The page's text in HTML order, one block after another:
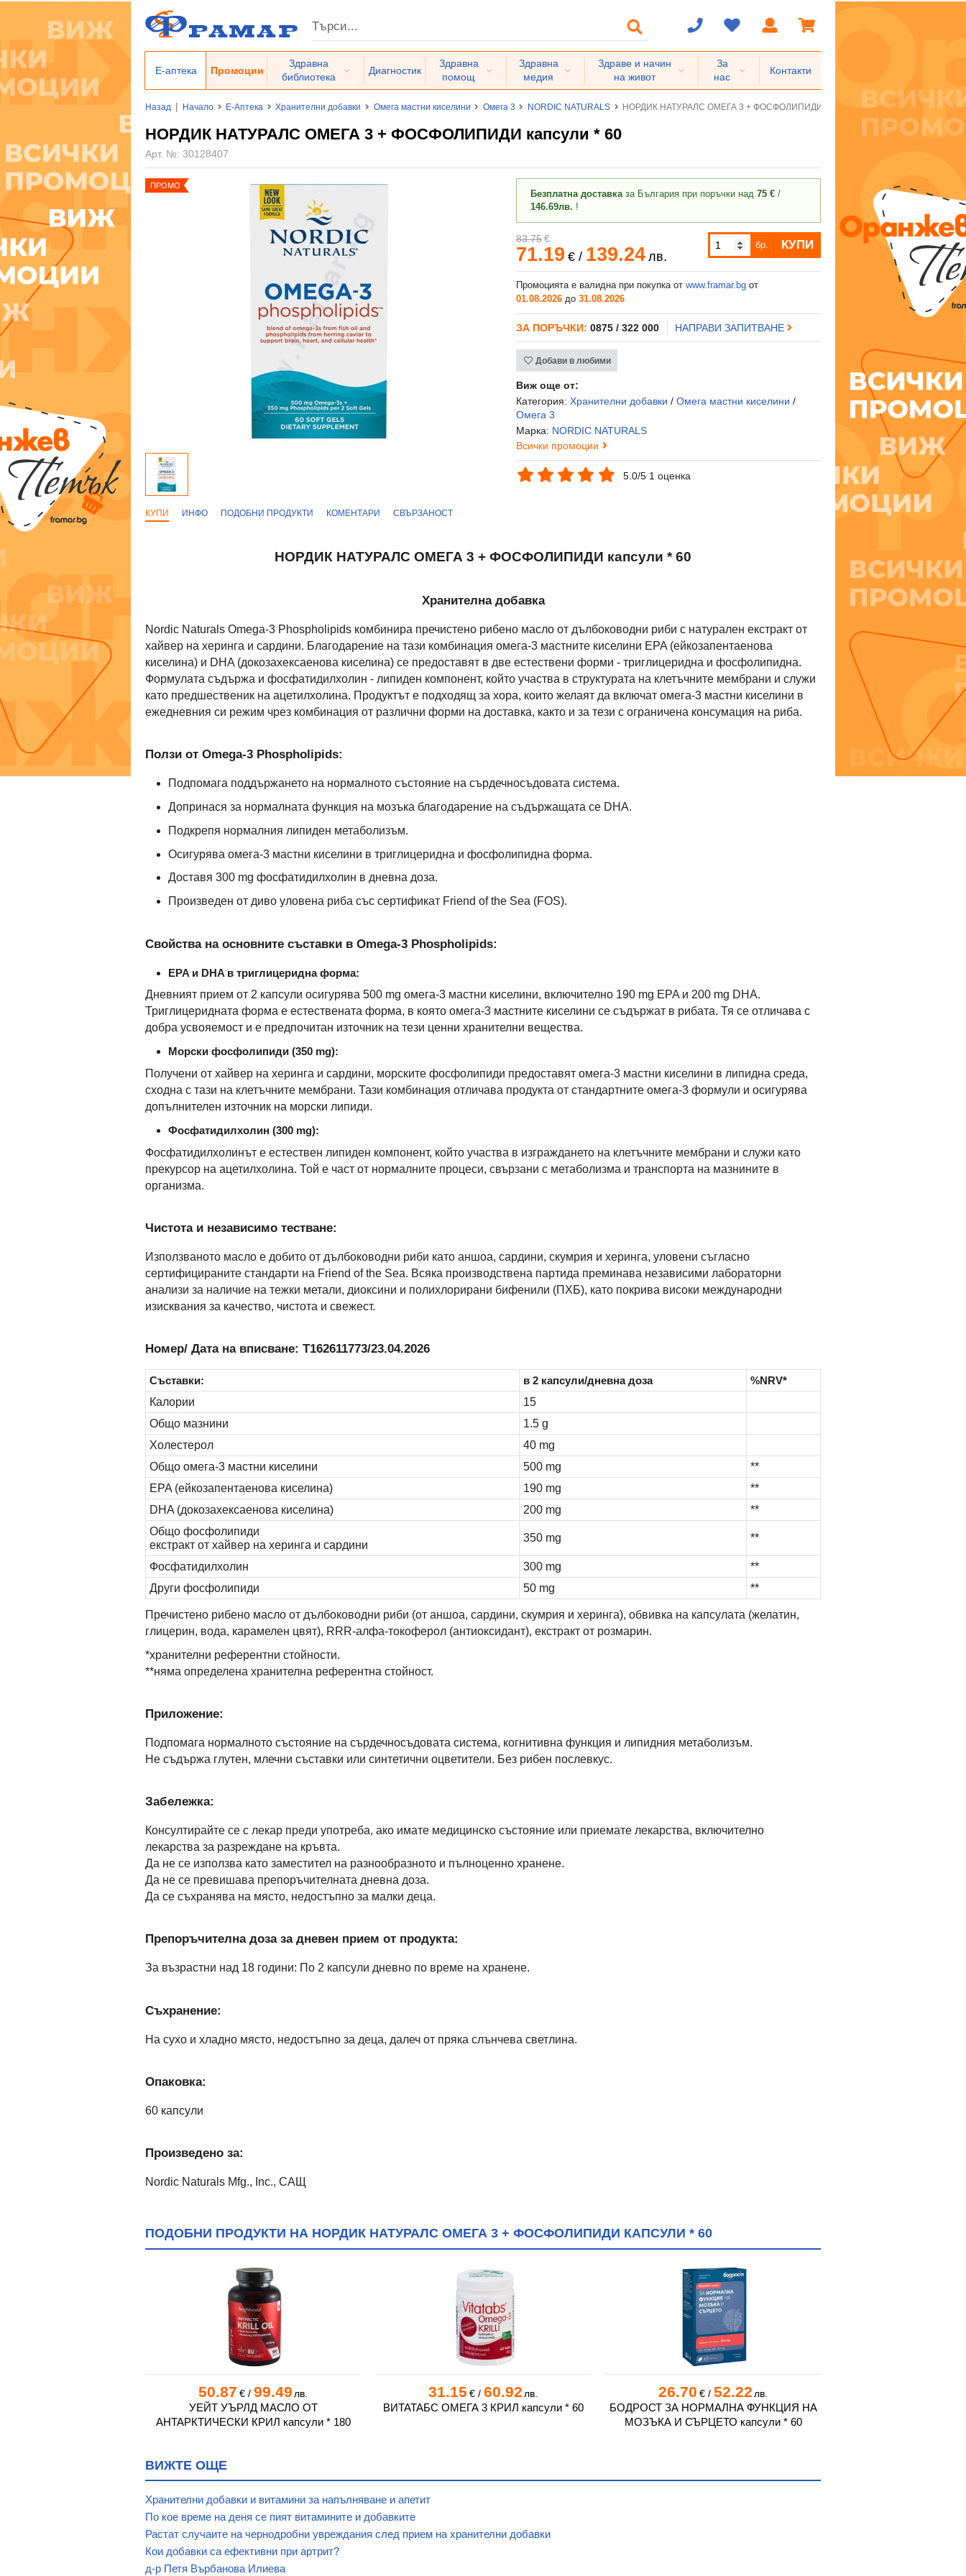
Е-аптека Промоции
Здравна
библиотека
Диагностик
Здравна
помощ
Здравна
медия
Здраве и начин
на живот
За
нас
Контакти
Назад | Начало Е-Аптека Хранителни добавки Омега мастни киселини Омега 3 NORDIC NATURALS НОРДИК НАТУРАЛС ОМЕГА 3 + ФОСФОЛИПИДИ капсули * 60
НОРДИК НАТУРАЛС ОМЕГА 3 + ФОСФОЛИПИДИ капсули * 60
Арт. №: 30128407
ПРОМО
Безплатна доставказа България при поръчки над 75 € /
146.69лв. !
83.75€
71.19 €/ 139.24 лв.
бр. КУПИ
Промоцията е валидна при покупка отwww.framar.bg от
01.08.2026 до31.08.2026
ЗА ПОРЪЧКИ: 0875 / 322 000 НАПРАВИ ЗАПИТВАНЕ
Добави в любими
Виж още от:
Категория:Хранителни добавки /Омега мастни киселини /
Омега 3
Марка: NORDIC NATURALS
Всички промоции
5.0/5 1 оценка
КУПИ ИНФО ПОДОБНИ ПРОДУКТИ КОМЕНТАРИ СВЪРЗАНОСТ
НОРДИК НАТУРАЛС ОМЕГА 3 + ФОСФОЛИПИДИ капсули * 60
Хранителна добавка
Nordic Naturals Omega-3 Phospholipids комбинира пречистено рибено масло от дълбоководни риби с натурален екстракт от
хайвер на херинга и сардини. Благодарение на тази комбинация омега-3 мастните киселини EPA (ейкозапентаенова
киселина) и DHA (докозахексаенова киселина) се предоставят в две естествени форми - триглицеридна и фосфолипидна.
Формулата съдържа и фосфатидилхолин - липиден компонент, който участва в структурата на клетъчните мембрани и служи
като предшественик на ацетилхолина. Продуктът е подходящ за хора, които желаят да включат омега-3 мастни киселини в
ежедневния си режим чрез комбинация от различни форми на доставка, както и за тези с ограничена консумация на риба.
Ползи от Omega-3 Phospholipids:
Подпомага поддържането на нормалното състояние на сърдечносъдовата система.
Допринася за нормалната функция на мозъка благодарение на съдържащата се DHA.
Подкрепя нормалния липиден метаболизъм.
Осигурява омега-3 мастни киселини в триглицеридна и фосфолипидна форма.
Доставя 300 mg фосфатидилхолин в дневна доза.
Произведен от диво уловена риба със сертификат Friend of the Sea (FOS).
Свойства на основните съставки в Omega-3 Phospholipids:
EPA и DHA в триглицеридна форма:
Дневният прием от 2 капсули осигурява 500 mg омега-3 мастни киселини, включително 190 mg EPA и 200 mg DHA.
Триглицеридната форма е естествената форма, в която омега-3 мастните киселини се съдържат в рибата. Тя се отличава с
добра усвояемост и е предпочитан източник на тези ценни хранителни вещества.
Морски фосфолипиди (350 mg):
Получени от хайвер на херинга и сардини, морските фосфолипиди предоставят омега-3 мастни киселини в липидна среда,
сходна с тази на клетъчните мембрани. Тази комбинация отличава продукта от стандартните омега-3 формули и осигурява
допълнителен източник на морски липиди.
Фосфатидилхолин (300 mg):
Фосфатидилхолинът е естествен липиден компонент, който участва в изграждането на клетъчните мембрани и служи като
прекурсор на ацетилхолина. Той е част от нормалните процеси, свързани с метаболизма и транспорта на мазнините в
организма.
Чистота и независимо тестване:
Използваното масло е добито от дълбоководни риби като аншоа, сардини, скумрия и херинга, уловени съгласно
сертифицираните стандарти на Friend of the Sea. Всяка производствена партида преминава независими лабораторни
анализи за наличие на тежки метали, диоксини и полихлорирани бифенили (ПХБ), като покрива високи международни
изисквания за качество, чистота и свежест.
Номер/ Дата на вписване: Т162611773/23.04.2026
Съставки: в 2 капсули/дневна доза
%NRV*
Калории
15
Общо мазнини
1.5 g
Холестерол
40 mg
Общо омега-3 мастни киселини
500 mg
**
EPA (ейкозапентаенова киселина)
190 mg
**
DHA (докозахексаенова киселина)
200 mg
**
Общо фосфолипиди
екстракт от хайвер на херинга и сардини
350 mg **
Фосфатидилхолин 300 mg
**
Други фосфолипиди
50 mg **
Пречистено рибено масло от дълбоководни риби (от аншоа, сардини, скумрия и херинга), обвивка на капсулата (желатин,
глицерин, вода, карамелен цвят), RRR-алфа-токоферол (антиоксидант), екстракт от розмарин.
*хранителни референтни стойности.
**няма определена хранителна референтна стойност.
Приложение:
Подпомага нормалното състояние на сърдечносъдовата система, когнитивна функция и липидния метаболизъм.
Не съдържа глутен, млечни съставки или синтетични оцветители. Без рибен послевкус.
Забележка:
Консултирайте се с лекар преди употреба, ако имате медицинско състояние или приемате лекарства, включително
лекарства за разреждане на кръвта.
Да не се използва като заместител на разнообразното и пълноценно хранене.
Да не се превишава препоръчителната дневна доза.
Да се съхранява на място, недостъпно за малки деца.
Препоръчителна доза за дневен прием от продукта:
За възрастни над 18 години: По 2 капсули дневно по време на хранене.
Съхранение:
На сухо и хладно място, недостъпно за деца, далеч от пряка слънчева светлина.
Опаковка:
60 капсули
Произведено за:
Nordic Naturals Mfg., Inc., САЩ
ПОДОБНИ ПРОДУКТИ НА НОРДИК НАТУРАЛС ОМЕГА 3 + ФОСФОЛИПИДИ КАПСУЛИ * 60
50.87 €/ 99.49 лв.
УЕЙТ УЪРЛД МАСЛО ОТ
АНТАРКТИЧЕСКИ КРИЛ капсули * 180
31.15 €/ 60.92 лв.
ВИТАТАБС ОМЕГА 3 КРИЛ капсули * 60
26.70 €/ 52.22 лв.
БОДРОСТ ЗА НОРМАЛНА ФУНКЦИЯ НА
МОЗЪКА И СЪРЦЕТО капсули * 60
ВИЖТЕ ОЩЕ
Хранителни добавки и витамини за напълняване и апетит
По кое време на деня се пият витамините и добавките
Растат случаите на чернодробни увреждания след прием на хранителни добавки
Кои добавки са ефективни при артрит?
д-р Петя Върбанова Илиева